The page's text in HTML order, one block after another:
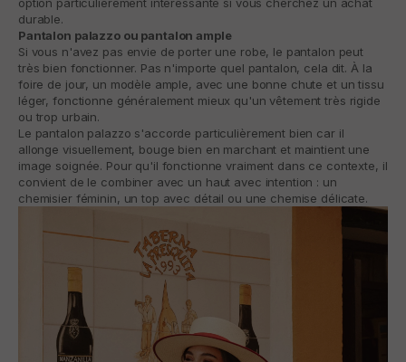
option particulièrement intéressante si vous cherchez un achat
durable.
Pantalon palazzo ou pantalon ample
Si vous n'avez pas envie de porter une robe, le pantalon peut
très bien fonctionner. Pas n'importe quel pantalon, cela dit. À la
foire de jour, un modèle ample, avec une bonne chute et un tissu
léger, fonctionne généralement mieux qu'un vêtement très rigide
ou trop urbain.
Le pantalon palazzo s'accorde particulièrement bien car il
allonge visuellement, bouge bien en marchant et maintient une
image soignée. Pour qu'il fonctionne vraiment dans ce contexte, il
convient de le combiner avec un haut avec intention : un
chemisier féminin, un top avec détail ou une chemise délicate.